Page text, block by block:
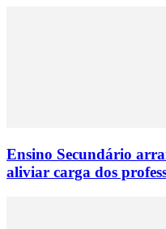
Ensino Secundário
aliviar carga dos